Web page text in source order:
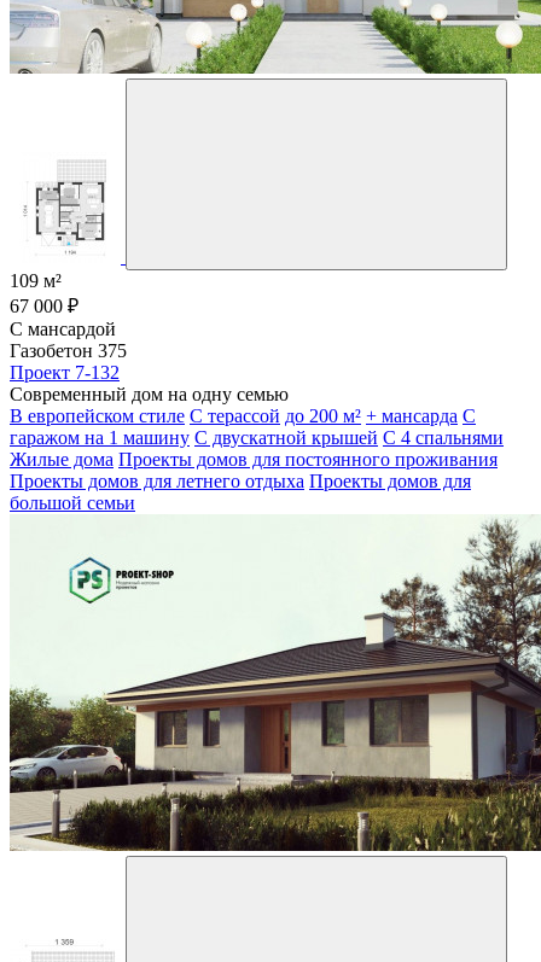
109 м²
67 000 ₽
С мансардой
Газобетон 375
Проект 7-132
Современный дом на одну семью
В европейском стиле С терассой до 200 м² + мансарда С
гаражом на 1 машину С двускатной крышей С 4 спальнями
Жилые дома Проекты домов для постоянного проживания
Проекты домов для летнего отдыха Проекты домов для
большой семьи